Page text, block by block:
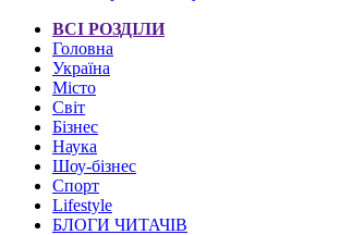
ВСІ РОЗДІЛИ
Головна
Україна
Місто
Світ
Бізнес
Наука
Шоу-бізнес
Спорт
Lifestyle
БЛОГИ ЧИТАЧІВ